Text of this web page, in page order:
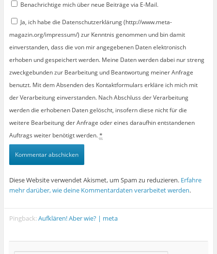
Benachrichtige mich über neue Beiträge via E-Mail.
Ja, ich habe die Datenschutzerklärung (http://www.meta-
magazin.org/impressum/) zur Kenntnis genommen und bin damit
einverstanden, dass die von mir angegebenen Daten elektronisch
erhoben und gespeichert werden. Meine Daten werden dabei nur streng
zweckgebunden zur Bearbeitung und Beantwortung meiner Anfrage
benutzt. Mit dem Absenden des Kontaktformulars erkläre ich mich mit
der Verarbeitung einverstanden. Nach Abschluss der Verarbeitung
werden die erhobenen Daten gelöscht, insofern diese nicht für die
weitere Bearbeitung der Anfrage oder eines daraufhin entstandenen
Auftrags weiter benötigt werden.*
Diese Website verwendet Akismet, um Spam zu reduzieren. Erfahre
mehr darüber, wie deine Kommentardaten verarbeitet werden.
Pingback:Aufklären! Aber wie? | meta